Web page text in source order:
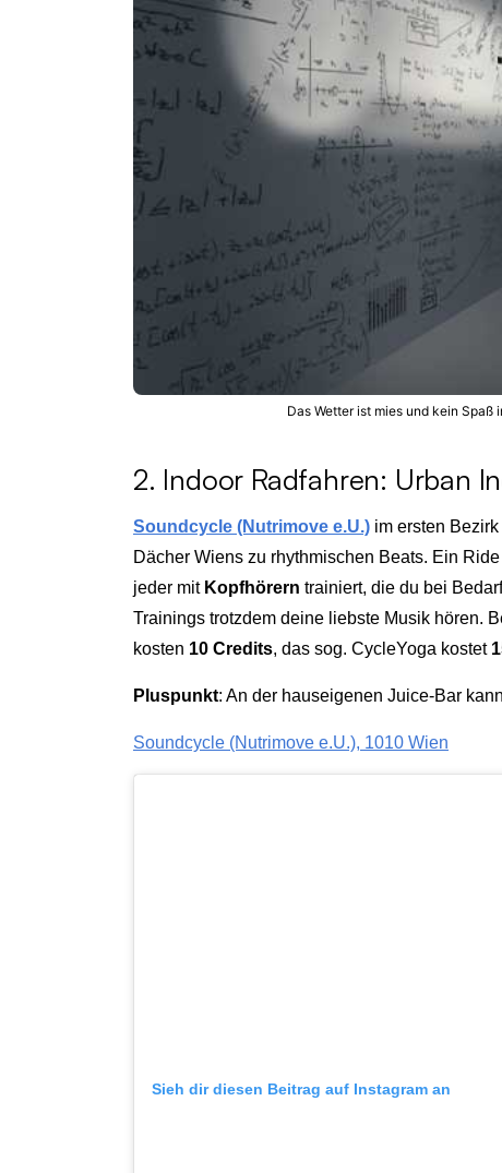
Das Wetter ist mies und kein
2. Indoor Radfahren: Urban
Soundcycle (Nutrimove e.U.) im ersten
Dächer Wiens zu rhythmischen Beats. Ein
jeder mit Kopfhörern trainiert, die du bei
Trainings trotzdem deine liebste Musik hören.
kosten 10 Credits, das sog. CycleYoga kostet
Pluspunkt: An der hauseigenen Juice-Bar
Soundcycle (Nutrimove e.U.), 1010 Wien
Sieh dir diesen Beitrag auf Instagram an